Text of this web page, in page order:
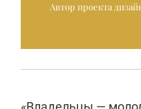
Автор проекта